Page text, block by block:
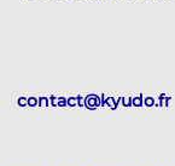
contact@kyudo.fr